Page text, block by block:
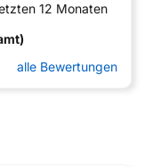
12 Monaten
alle Bewertungen